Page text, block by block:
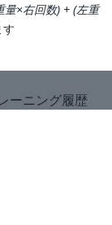
量×右回数) + (左重
す
ーニング履歴